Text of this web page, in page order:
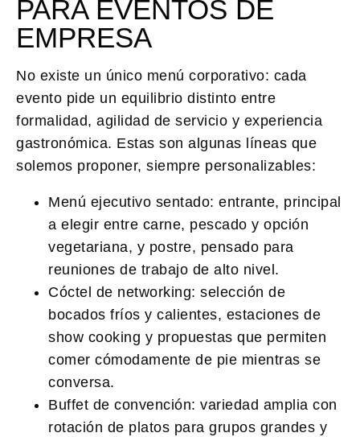
PARA EVENTOS DE
EMPRESA
No existe un único menú corporativo: cada
evento pide un equilibrio distinto entre
formalidad, agilidad de servicio y experiencia
gastronómica. Estas son algunas líneas que
solemos proponer, siempre personalizables:
Menú ejecutivo sentado: entrante, principal
a elegir entre carne, pescado y opción
vegetariana, y postre, pensado para
reuniones de trabajo de alto nivel.
Cóctel de networking: selección de
bocados fríos y calientes, estaciones de
show cooking y propuestas que permiten
comer cómodamente de pie mientras se
conversa.
Buffet de convención: variedad amplia con
rotación de platos para grupos grandes y